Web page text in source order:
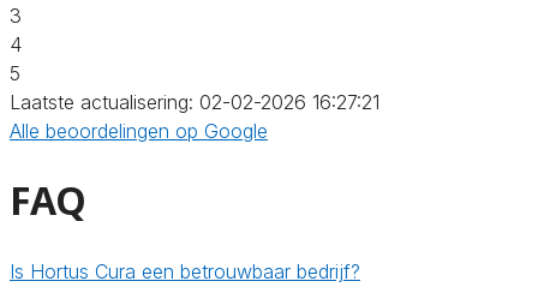
3
4
5
Laatste actualisering: 02-02-2026 16:27:21
Alle beoordelingen op Google
FAQ
Is Hortus Cura een betrouwbaar bedrijf?